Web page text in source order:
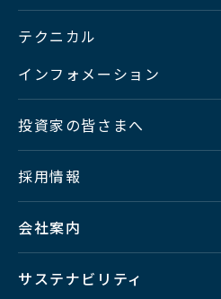
テクニカル
インフォメーション
投資家の皆さまへ
採用情報
会社案内
サステナビリティ